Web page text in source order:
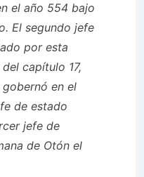
el año 554 bajo
El segundo jefe
por esta
capítulo 17,
en el
de estado
jefe de
de Otón el